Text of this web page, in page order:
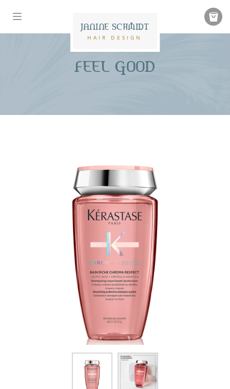
JANINE SCHMIDT
HAIR DESIGN
FEEL GOOD